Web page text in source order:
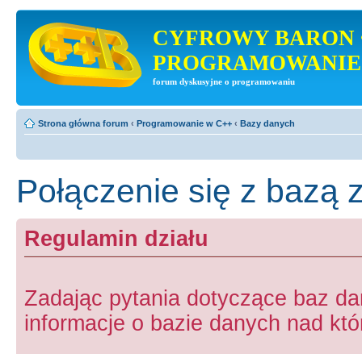
CYFROWY BARON
PROGRAMOWANIE
forum dyskusyjne o programowaniu
Strona główna forum ‹ Programowanie w C++ ‹ Bazy danych
Połączenie się z bazą
Regulamin działu
Zadając pytania dotyczące baz
informacje o bazie danych nad